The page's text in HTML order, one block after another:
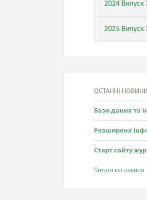
2024 Випуск
2025 Випуск
ОСТАННІ
Бази даних та
Розширена
Старт сайту
Читати всі новини